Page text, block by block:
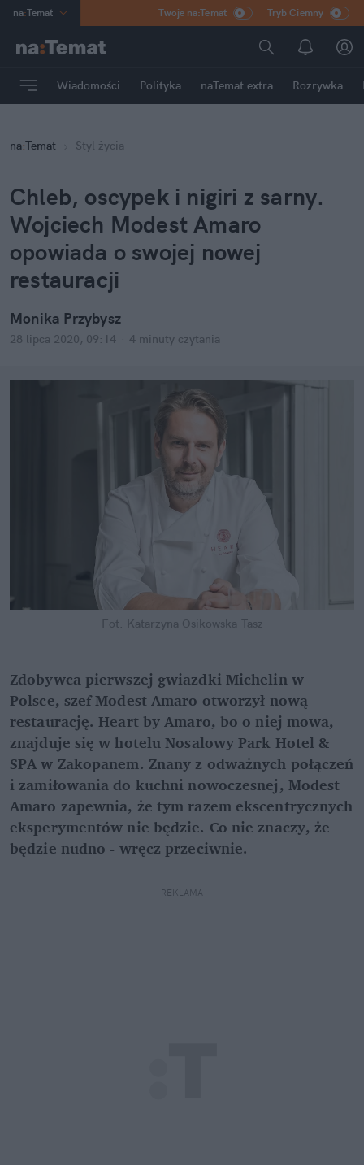
na:Temat
Poland
mama
Rozrywka
Twoje na:Temat Tryb Ciemny
Wiadomości Polityka naTemat extra Rozrywka
na:Temat Styl życia
Chleb, oscypek i nigiri z sarny.
Wojciech Modest Amaro
opowiada o swojej nowej
restauracji
Monika Przybysz
28 lipca 2020, 09:14 4 minuty czytania
Fot. Katarzyna Osikowska-Tasz
Zdobywca pierwszej gwiazdki Michelin w
Polsce, szef Modest Amaro otworzył nową
restaurację. Heart by Amaro, bo o niej mowa,
znajduje się w hotelu Nosalowy Park Hotel &
SPA w Zakopanem. Znany z odważnych połączeń
i zamiłowania do kuchni nowoczesnej, Modest
Amaro zapewnia, że tym razem ekscentrycznych
eksperymentów nie będzie. Co nie znaczy, że
będzie nudno - wręcz przeciwnie.
REKLAMA